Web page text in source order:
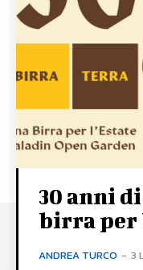
30 anni
birra per
ANDREA TURCO - 3